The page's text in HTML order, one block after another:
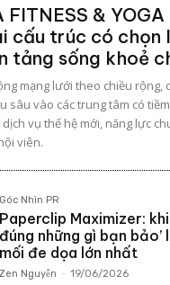
FITNESS &
cấu trúc có chọn
tảng sống khoẻ
mạng lưới theo chiều rộng,
sâu vào các trung tâm có
vụ thế hệ mới, năng lực
viên.
Góc Nhìn PR
Paperclip Maximizer: khi
đúng những gì bạn
mối đe dọa lớn nhất
Zen Nguyễn - 19/06/2026